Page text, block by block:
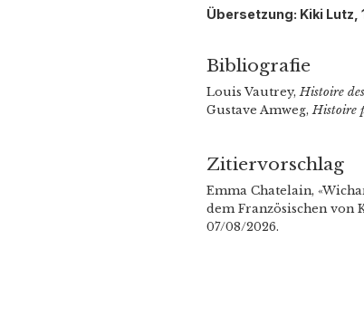
Übersetzung: Kiki Lutz,
Bibliografie
Louis Vautrey,Histoire
Gustave Amweg,Histoire
Zitiervorschlag
Emma Chatelain,
dem Französischen
07/08/2026.